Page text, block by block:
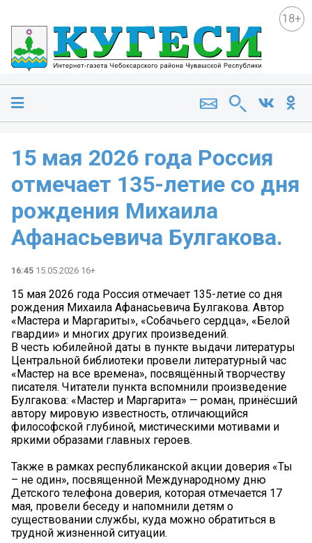
18+
15 мая 2026 года Россия
отмечает 135-летие со дня
рождения Михаила
Афанасьевича Булгакова.
16:45 15.05.2026 16+
15 мая 2026 года Россия отмечает 135-летие со дня
рождения Михаила Афанасьевича Булгакова. Автор
«Мастера и Маргариты», «Собачьего сердца», «Белой
гвардии» и многих других произведений.
В честь юбилейной даты в пункте выдачи литературы
Центральной библиотеки провели литературный час
«Мастер на все времена», посвящённый творчеству
писателя. Читатели пункта вспомнили произведение
Булгакова: «Мастер и Маргарита» — роман, принёсший
автору мировую известность, отличающийся
философской глубиной, мистическими мотивами и
яркими образами главных героев.
Также в рамках республиканской акции доверия «Ты
– не один», посвященной Международному дню
Детского телефона доверия, которая отмечается 17
мая, провели беседу и напомнили детям о
существовании службы, куда можно обратиться в
трудной жизненной ситуации.